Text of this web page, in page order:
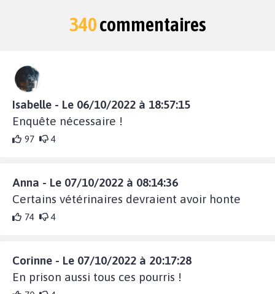
340commentaires
Isabelle - Le 06/10/2022 à 18:57:15
Enquête nécessaire !
97 4
Anna - Le 07/10/2022 à 08:14:36
Certains vétérinaires devraient avoir honte
74 4
Corinne - Le 07/10/2022 à 20:17:28
En prison aussi tous ces pourris !